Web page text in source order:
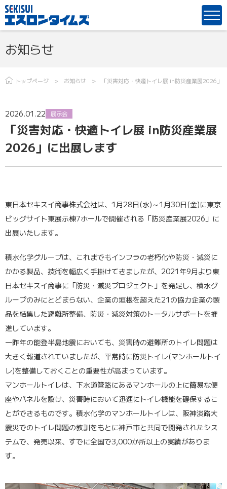
お知らせ
トップページ お知らせ 「災害対応・快適トイレ展 in防災産業展2026」
2026.01.22 展示会
「災害対応・快適トイレ展 in防災産業展
2026」に出展します
東日本セキスイ商事株式会社は、1月28日(水)～1月30日(金)に東京
ビッグサイト東展示棟7ホールで開催される「防災産業展2026」に
出展いたします。
積水化学グループは、これまでもインフラの老朽化や防災・減災に
かかる製品、技術を幅広く手掛けてきましたが、2021年9月より東
日本セキスイ商事に「防災・減災プロジェクト」を発足し、積水グ
ループのみにとどまらない、企業の垣根を超えた21の協力企業の製
品を結集した避難所整備、防災・減災対策のトータルサポートを推
進しています。
一昨年の能登半島地震においても、災害時の避難所のトイレ問題は
大きく報道されていましたが、平常時に防災トイレ(マンホールトイ
レ)を整備しておくことの重要性が高まっています。
マンホールトイレは、下水道管路にあるマンホールの上に簡易な便
座やパネルを設け、災害時において迅速にトイレ機能を確保するこ
とができるものです。積水化学のマンホールトイレは、阪神淡路大
震災でのトイレ問題の教訓をもとに神戸市と共同で開発されたシス
テムで、発売以来、すでに全国で3,000か所以上の実績がありま
す。